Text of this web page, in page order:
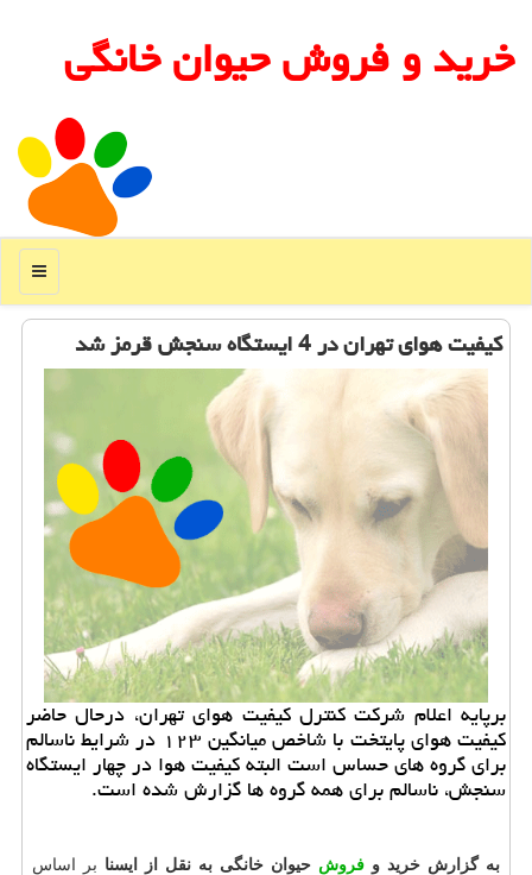
خرید و فروش حیوان خانگی
منو
كیفیت هوای تهران در 4 ایستگاه سنجش قرمز شد
برپایه اعلام شرکت کنترل کیفیت هوای تهران، درحال حاضر
کیفیت هوای پایتخت با شاخص میانگین ۱۲۳ در شرایط ناسالم
برای گروه های حساس است البته کیفیت هوا در چهار ایستگاه
سنجش، ناسالم برای همه گروه ها گزارش شده است.
به گزارش خرید و فروش حیوان خانگی به نقل از ایسنا بر اساس